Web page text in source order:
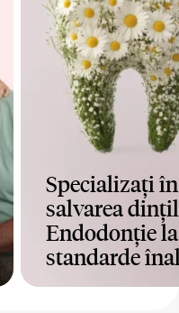
Specializați în
salvarea
Endodonție la
standarde